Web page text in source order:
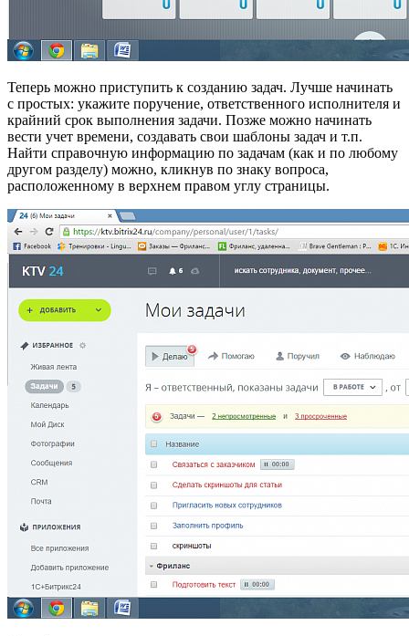
Теперь можно приступить к созданию задач. Лучше начинать
с простых: укажите поручение, ответственного исполнителя и
крайний срок выполнения задачи. Позже можно начинать
вести учет времени, создавать свои шаблоны задач и т.п.
Найти справочную информацию по задачам (как и по любому
другом разделу) можно, кликнув по знаку вопроса,
расположенному в верхнем правом углу страницы.